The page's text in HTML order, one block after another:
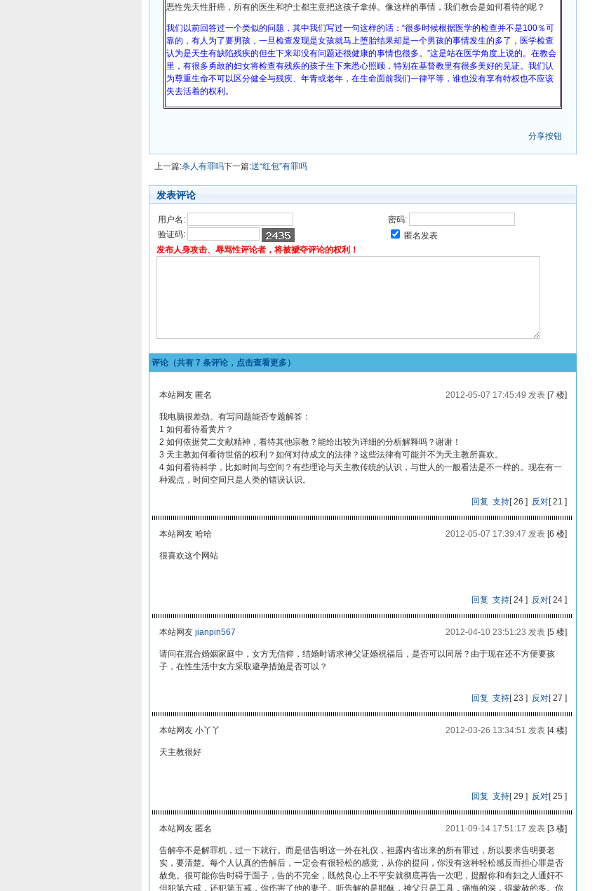
恶性先天性肝癌，所有的医生和护士都主意把这孩子拿掉。像这样的事情，我们教会是如何看待的呢？
我们以前回答过一个类似的问题，其中我们写过一句这样的话：“很多时候根据医学的检查并不是100％可
靠的，有人为了要男孩，一旦检查发现是女孩就马上堕胎结果却是一个男孩的事情发生的多了，医学检查
认为是天生有缺陷残疾的但生下来却没有问题还很健康的事情也很多。”这是站在医学角度上说的。在教会
里，有很多勇敢的妇女将检查有残疾的孩子生下来悉心照顾，特别在基督教里有很多美好的见证。我们认
为尊重生命不可以区分健全与残疾、年青或老年，在生命面前我们一律平等，谁也没有享有特权也不应该
失去活着的权利。
分享按钮
上一篇:杀人有罪吗下一篇:送“红包”有罪吗
发表评论
用户名:
密码:
验证码:
匿名发表
发布人身攻击、辱骂性评论者，将被褫夺评论的权利！
评论（共有 7 条评论，点击查看更多）
本站网友 匿名 2012-05-07 17:45:49 发表[7 楼]
我电脑很差劲。有写问题能否专题解答：
1 如何看待看黄片？
2 如何依据梵二文献精神，看待其他宗教？能给出较为详细的分析解释吗？谢谢！
3 天主教如何看待世俗的权利？如何对待成文的法律？这些法律有可能并不为天主教所喜欢。
4 如何看待科学，比如时间与空间？有些理论与天主教传统的认识，与世人的一般看法是不一样的。现在有一
种观点，时间空间只是人类的错误认识。
回复 支持[26 ] 反对[21 ]
本站网友 哈哈 2012-05-07 17:39:47 发表[6 楼]
很喜欢这个网站
回复 支持[24 ] 反对[24 ]
本站网友 jianpin567 2012-04-10 23:51:23 发表[5 楼]
请问在混合婚姻家庭中，女方无信仰，结婚时请求神父证婚祝福后，是否可以同居？由于现在还不方便要孩
子，在性生活中女方采取避孕措施是否可以？
回复 支持[23 ] 反对[27 ]
本站网友 小丫丫 2012-03-26 13:34:51 发表[4 楼]
天主教很好
回复 支持[29 ] 反对[25 ]
本站网友 匿名 2011-09-14 17:51:17 发表[3 楼]
告解亭不是解罪机，过一下就行。而是借告明这一外在礼仪，袒露内省出来的所有罪过，所以要求告明要老
实，要清楚。每个人认真的告解后，一定会有很轻松的感觉，从你的提问，你没有这种轻松感反而担心罪是否
赦免。很可能你告时碍于面子，告的不完全，既然良心上不平安就彻底再告一次吧，提醒你和有妇之人通奸不
但犯第六戒，还犯第五戒，你伤害了他的妻子。听告解的是耶稣，神父只是工具，痛悔的深，得蒙赦的多。你